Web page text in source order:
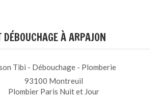
DÉBOUCHAGE À ARPAJON
Tibi - Débouchage - Plomberie
93100 Montreuil
Plombier Paris Nuit et Jour